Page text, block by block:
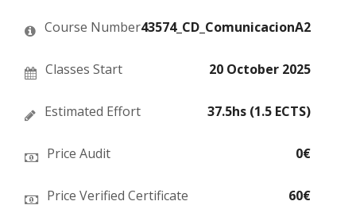
this
course
say
you've
this
enrolled
in
course
Course Number43574_CD_ComunicacionA2
Classes Start 20 October 2025
Estimated Effort 37.5hs (1.5 ECTS)
Price Audit 0€
Price Verified Certificate 60€